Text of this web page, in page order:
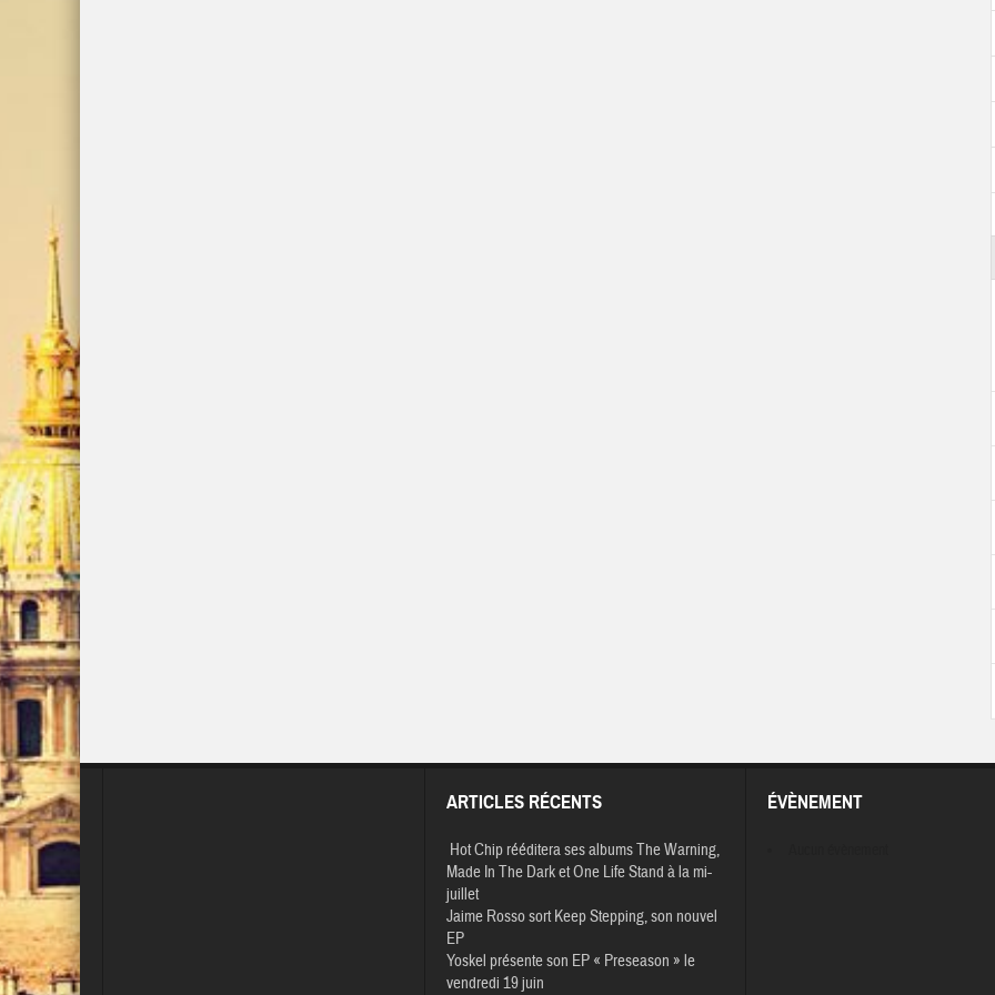
ARTICLES RÉCENTS
Hot Chip rééditera ses albums The Warning,
Made In The Dark et One Life Stand à la mi-
juillet
Jaime Rosso sort Keep Stepping, son nouvel
EP
Yoskel présente son EP « Preseason » le
vendredi 19 juin
ÉVÈNEMENT